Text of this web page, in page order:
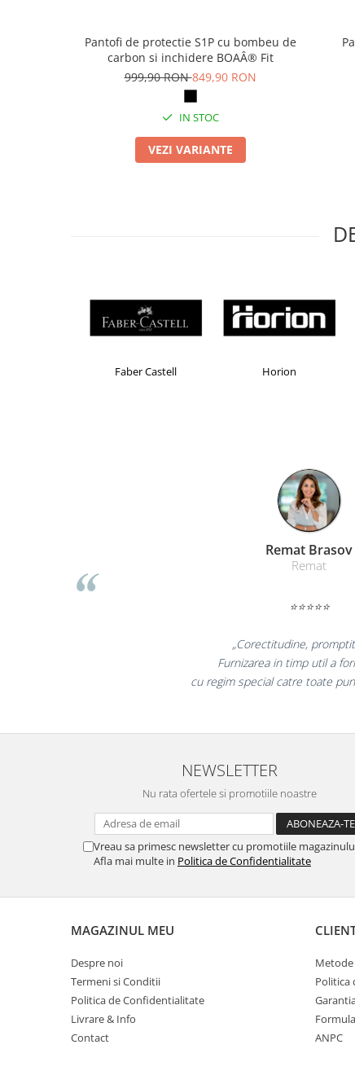
Pachete promotionale
Accesorii pentru protectia muncii
Articole de unica folosinta
Ecrane de proiectie
Accesorii prezentare
Electronice si accesorii tech
Baterii externe - Powerbanks
Tehnica si mobilier pentru birou
Accesorii mobilier
Ghilotine și Trimmere
Calculatoare de birou
Distrugatoare documente
Cosuri de gunoi pentru birou
Pantofi de protectie S1P cu bombeu de
carbon si inchidere BOAÂ® Fit
999,90 RON849,90 RON
IN STOC
VEZI VARIANTE
Brand Product UP Colorissimo
Liamed
Liamed
⭐⭐⭐⭐⭐
„Promotionalele sunt
colegii mei au fost
la fel si clientii
NEWSLETTER
Nu rata ofertele si promotiile noastre
Vreau sa primesc newsletter cu promotiile
Afla mai multe in Politica de Confidentialitate
MAGAZINUL MEU
Despre noi
Termeni si Conditii
Politica de Confidentialitate
Livrare & Info
Contact
Politica
ANPC